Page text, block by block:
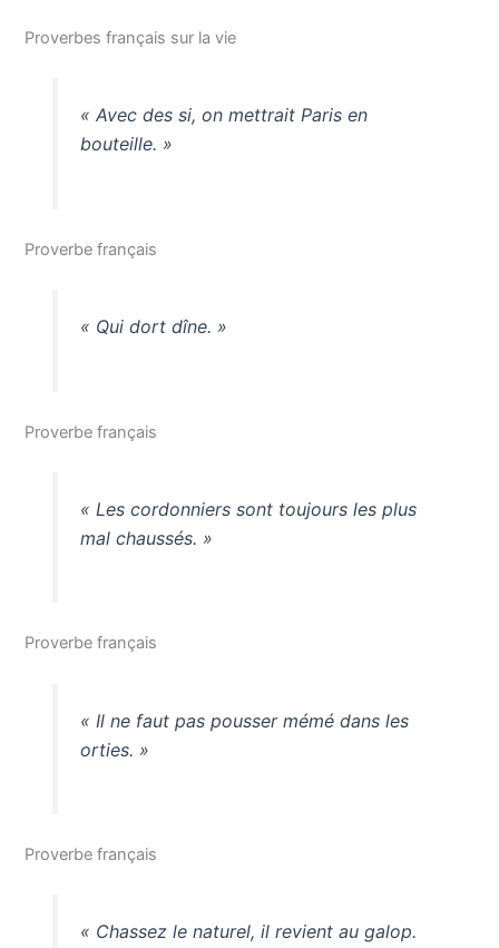
Proverbes français sur la vie
« Avec des si, on mettrait Paris en
bouteille. »
Proverbe français
« Qui dort dîne. »
Proverbe français
« Les cordonniers sont toujours les plus
mal chaussés. »
Proverbe français
« Il ne faut pas pousser mémé dans les
orties. »
Proverbe français
« Chassez le naturel, il revient au galop.